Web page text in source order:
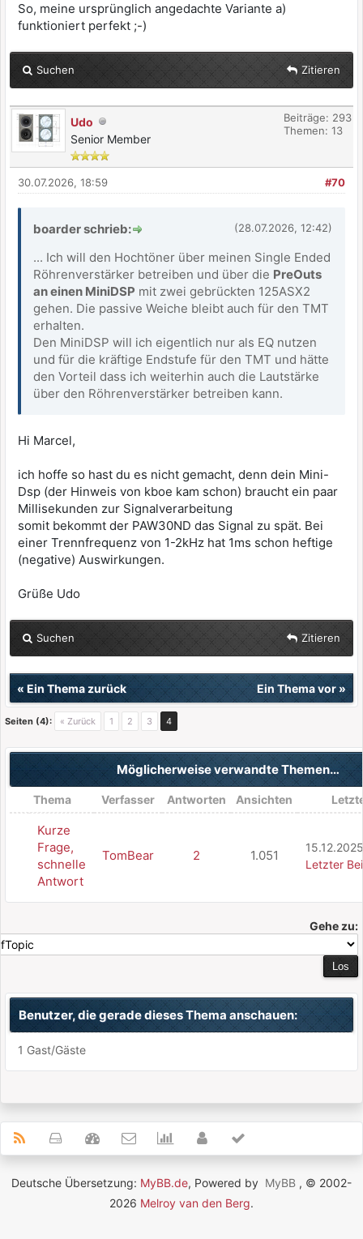
So, meine ursprünglich angedachte Variante a)
funktioniert perfekt ;-)
Suchen Zitieren
Udo
Senior Member
Beiträge: 293
Themen: 13
#70
30.07.2026, 18:59
(28.07.2026, 12:42)
boarder schrieb:
... Ich will den Hochtöner über meinen Single Ended
Röhrenverstärker betreiben und über die PreOuts
an einen MiniDSP mit zwei gebrückten 125ASX2
gehen. Die passive Weiche bleibt auch für den TMT
erhalten.
Den MiniDSP will ich eigentlich nur als EQ nutzen
und für die kräftige Endstufe für den TMT und hätte
den Vorteil dass ich weiterhin auch die Lautstärke
über den Röhrenverstärker betreiben kann.
Hi Marcel,
ich hoffe so hast du es nicht gemacht, denn dein Mini-
Dsp (der Hinweis von kboe kam schon) braucht ein paar
Millisekunden zur Signalverarbeitung
somit bekommt der PAW30ND das Signal zu spät. Bei
einer Trennfrequenz von 1-2kHz hat 1ms schon heftige
(negative) Auswirkungen.
Grüße Udo
Suchen Zitieren
« Ein Thema zurück Ein Thema vor»
Seiten (4): « Zurück 1 2 3 4
Möglicherweise verwandte Themen…
Thema Verfasser Antworten Ansichten
Kurze
Frage,
schnelle
Antwort
TomBear 2 1.051
Letzter
Gehe zu:
Benutzer, die gerade dieses Thema anschauen:
1 Gast/Gäste
Deutsche Übersetzung: MyBB.de, Powered by MyBB , © 2002-
2026 Melroy van den Berg.